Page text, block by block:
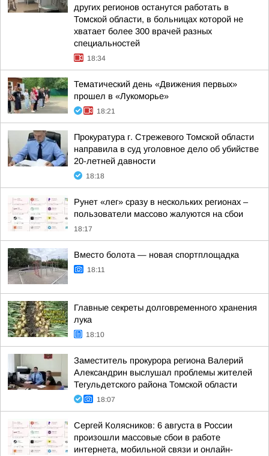
других регионов останутся работать в
Томской области, в больницах которой не
хватает более 300 врачей разных
специальностей
18:34
Тематический день «Движения первых»
прошел в «Лукоморье»
18:21
Прокуратура г. Стрежевого Томской области
направила в суд уголовное дело об убийстве
20-летней давности
18:18
Рунет «лег» сразу в нескольких регионах –
пользователи массово жалуются на сбои
18:17
Вместо болота — новая спортплощадка
18:11
Главные секреты долговременного хранения
лука
18:10
Заместитель прокурора региона Валерий
Александрин выслушал проблемы жителей
Тегульдетского района Томской области
18:07
Сергей Колясников: 6 августа в России
произошли массовые сбои в работе
интернета, мобильной связи и онлайн-